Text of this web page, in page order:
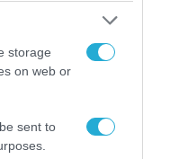
storage
on web or
sent to
των 30.000